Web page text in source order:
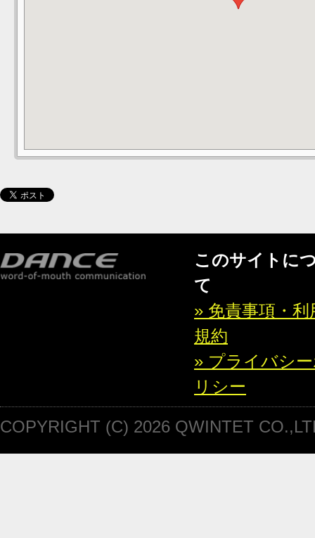
このサイトに
て
» 免責事項・利
規約
» プライバシ
リシー
COPYRIGHT (C) 2026 QWINTET